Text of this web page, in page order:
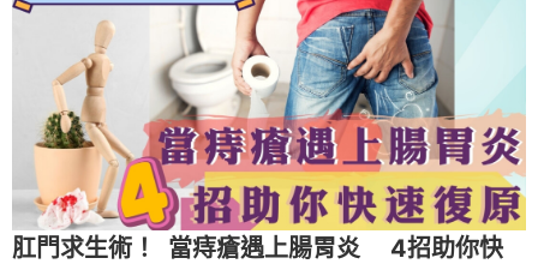
肛門求生術！ 當痔瘡遇上腸胃炎 4招助你快